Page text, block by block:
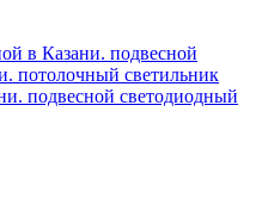
в Казани. подвесной
потолочный светильник
подвесной светодиодный